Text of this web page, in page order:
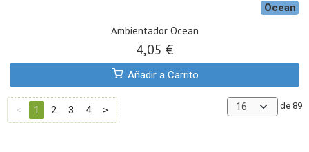
Ocean
Ambientador Ocean
4,05 €
Añadir a Carrito
< 1 2 3 4 > de 89